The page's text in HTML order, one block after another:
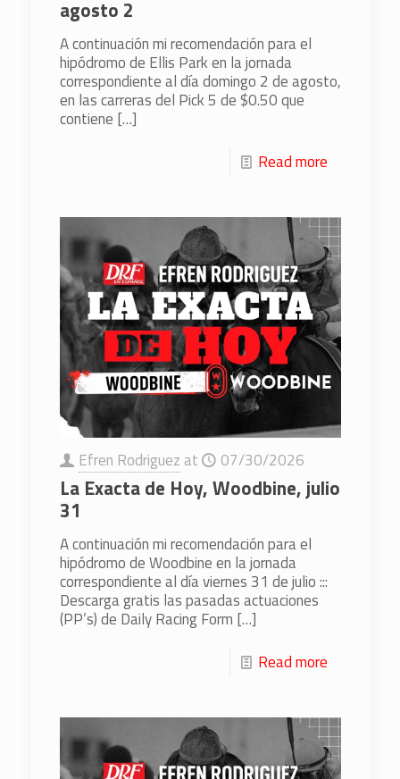
agosto 2
A continuación mi recomendación para el
hipódromo de Ellis Park en la jornada
correspondiente al día domingo 2 de agosto,
en las carreras del Pick 5 de $0.50 que
contiene […]
Read more
Efren Rodriguez at 07/30/2026
La Exacta de Hoy, Woodbine, julio
31
A continuación mi recomendación para el
hipódromo de Woodbine en la jornada
correspondiente al día viernes 31 de julio :::
Descarga gratis las pasadas actuaciones
(PP’s) de Daily Racing Form […]
Read more